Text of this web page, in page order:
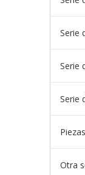
Serie
Otra